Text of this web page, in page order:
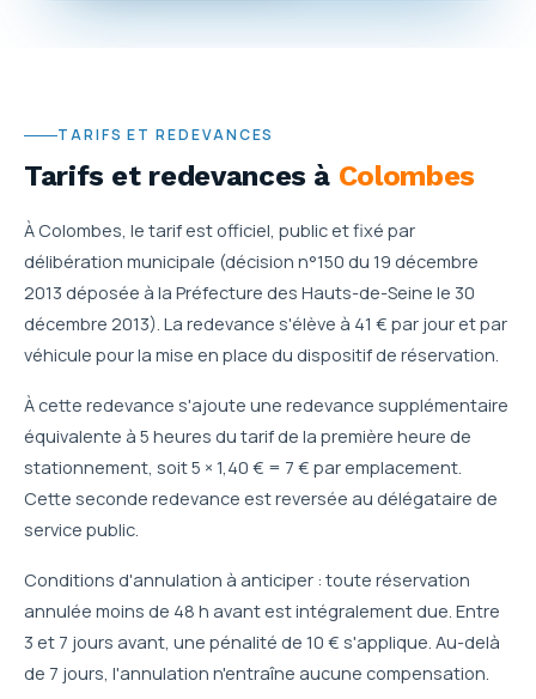
TARIFS ET REDEVANCES
Tarifs et redevances à Colombes
À Colombes, le tarif est officiel, public et fixé par
délibération municipale (décision n°150 du 19 décembre
2013 déposée à la Préfecture des Hauts-de-Seine le 30
décembre 2013). La redevance s'élève à 41 € par jour et par
véhicule pour la mise en place du dispositif de réservation.
À cette redevance s'ajoute une redevance supplémentaire
équivalente à 5 heures du tarif de la première heure de
stationnement, soit 5 × 1,40 € = 7 € par emplacement.
Cette seconde redevance est reversée au délégataire de
service public.
Conditions d'annulation à anticiper : toute réservation
annulée moins de 48 h avant est intégralement due. Entre
3 et 7 jours avant, une pénalité de 10 € s'applique. Au-delà
de 7 jours, l'annulation n'entraîne aucune compensation.